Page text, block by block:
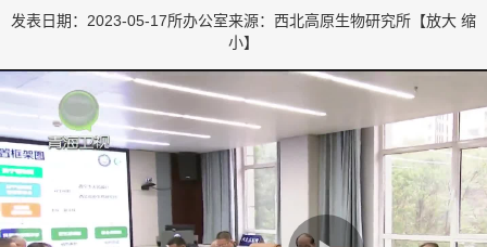
发表日期：2023-05-17所办公室来源：西北高原生物研究所 【放大 缩
小】